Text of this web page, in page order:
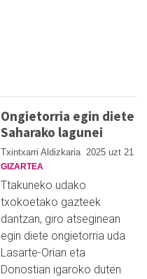
Ongietorria egin diete
Saharako lagunei
Txintxarri Aldizkaria 2025 uzt 21
GIZARTEA
Ttakuneko udako
txokoetako gazteek
dantzan, giro atseginean
egin diete ongietorria uda
Lasarte-Orian eta
Donostian igaroko duten